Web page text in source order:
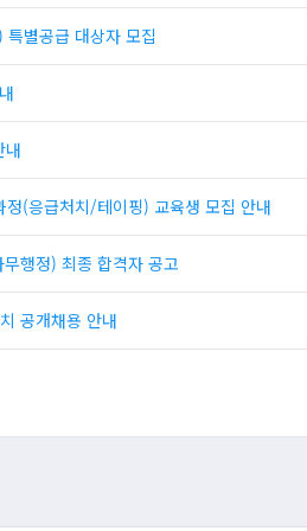
별공급 대상자 모집
내
(응급처치/테이핑) 교육생 모집 안내
행정) 최종 합격자 공고
공개채용 안내